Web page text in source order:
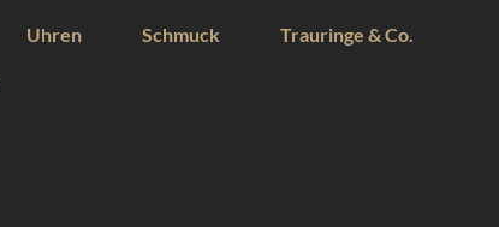
Uhren Schmuck Trauringe & Co.